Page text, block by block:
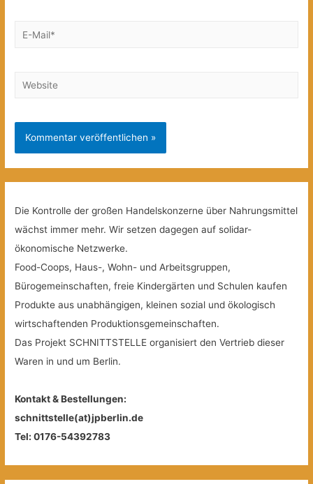
E-
Website
Die Kontrolle der großen Handelskonzerne über Nahrungsmittel
wächst immer mehr. Wir setzen dagegen auf solidar-
ökonomische Netzwerke.
Food-Coops, Haus-, Wohn- und Arbeitsgruppen,
Bürogemeinschaften, freie Kindergärten und Schulen kaufen
Produkte aus unabhängigen, kleinen sozial und ökologisch
wirtschaftenden Produktionsgemeinschaften.
Das Projekt SCHNITTSTELLE organisiert den Vertrieb dieser
Waren in und um Berlin.
Kontakt & Bestellungen:
schnittstelle(at)jpberlin.de
Tel: 0176-54392783